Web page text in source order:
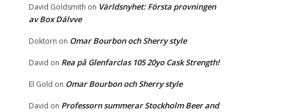
David Goldsmith on Världsnyhet: Första provningen
av Box Dálvve
Doktorn on Omar Bourbon och Sherry style
David on Rea på Glenfarclas 105 20yo Cask Strength!
El Gold on Omar Bourbon och Sherry style
David on Professorn summerar Stockholm Beer and